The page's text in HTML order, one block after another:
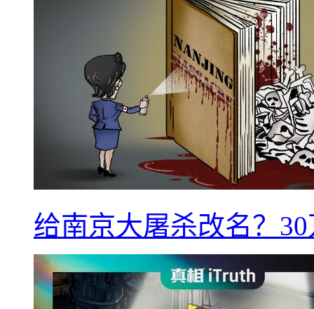
给南京大屠杀改名？